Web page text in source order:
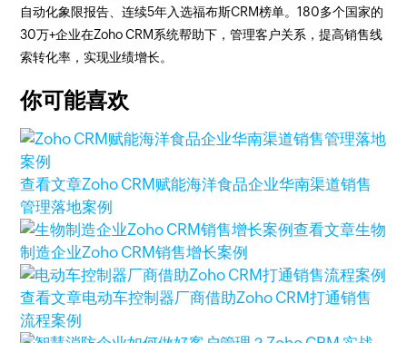
自动化象限报告、连续5年入选福布斯CRM榜单。180多个国家的
30万+企业在Zoho CRM系统帮助下，管理客户关系，提高销售线
索转化率，实现业绩增长。
你可能喜欢
查看文章Zoho CRM赋能海洋食品企业华南渠道销售
管理落地案例
查看文章生物
制造企业Zoho CRM销售增长案例
查看文章电动车控制器厂商借助Zoho CRM打通销售
流程案例